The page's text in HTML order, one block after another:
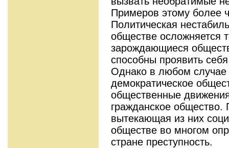
Примеров этому более
Политическая
обществе осложняется
зарождающиеся
способны проявить
Однако в любом
демократическое
общественные
гражданское общество.
вытекающая из них
обществе во многом
стране преступность.